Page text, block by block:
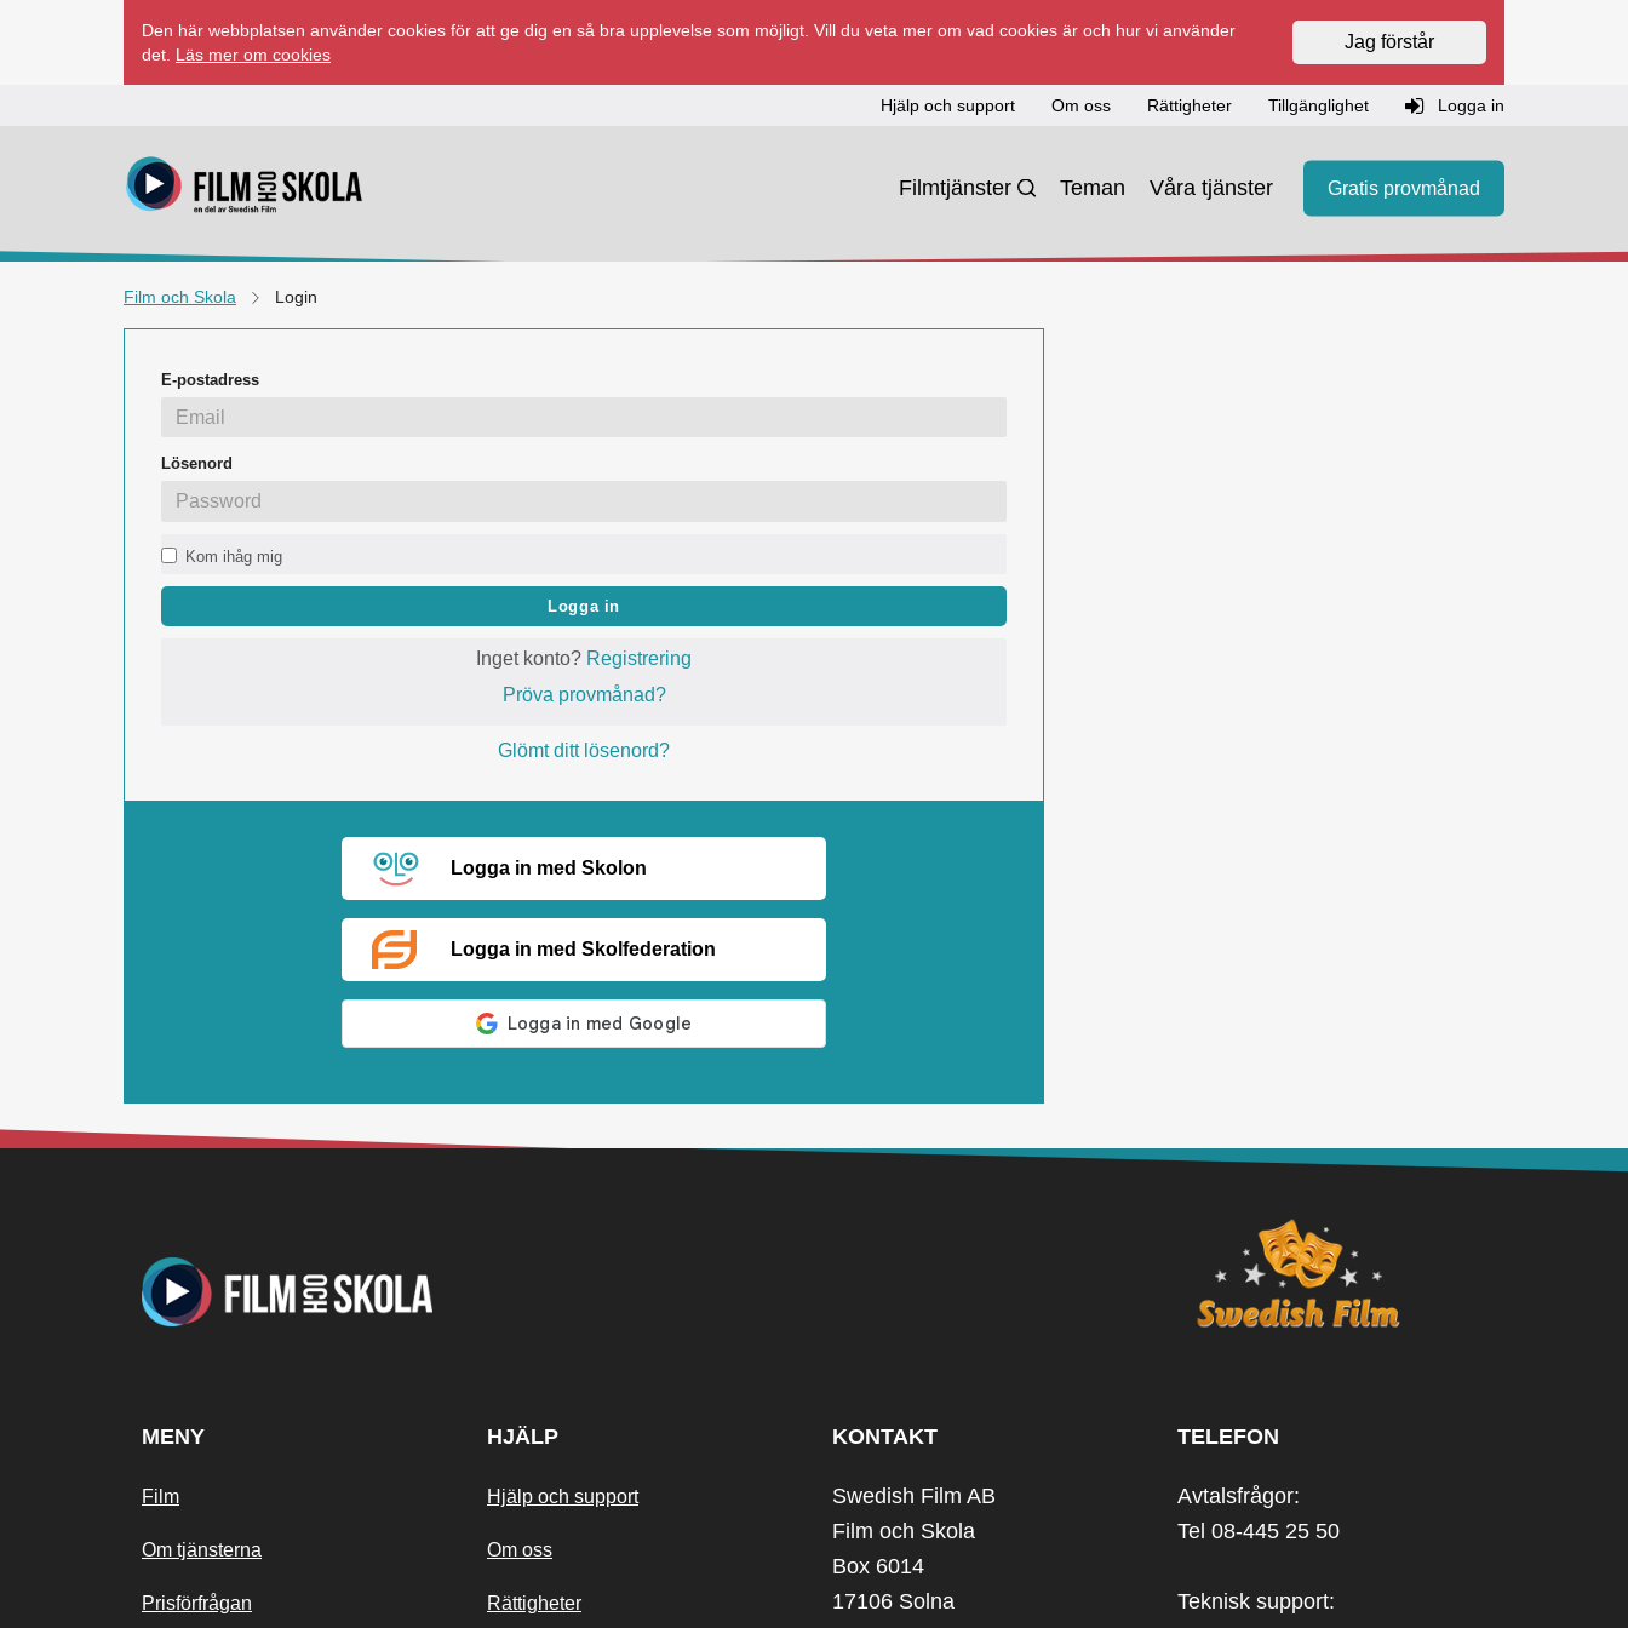
Den här webbplatsen använder cookies för att ge dig en så bra upplevelse som möjligt. Vill du veta mer om vad cookies är och hur vi använder
det. Läs mer om cookies
Jag förstår
Hjälp och support Om oss Rättigheter Tillgänglighet Logga in
Filmtjänster Teman Våra tjänster Gratis provmånad
Film och Skola Login
E-postadress
Lösenord
Kom ihåg mig
Logga in
Inget konto? Registrering
Pröva provmånad?
Glömt ditt lösenord?
Logga in med Skolon
Logga in med Skolfederation
MENY
Film
Om tjänsterna
Prisförfrågan
HJÄLP
Hjälp och support
Om oss
Rättigheter
KONTAKT
Swedish Film AB
Film och Skola
Box 6014
17106 Solna
TELEFON
Avtalsfrågor:
Tel 08-445 25 50
Teknisk support: